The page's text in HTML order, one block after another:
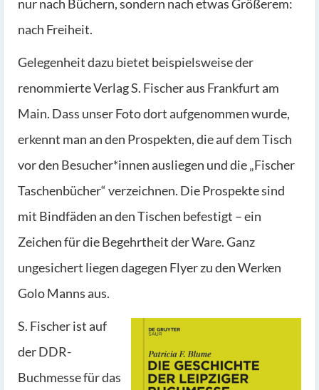
nur nach Büchern, sondern nach etwas Größerem:
nach Freiheit.
Gelegenheit dazu bietet beispielsweise der
renommierte Verlag S. Fischer aus Frankfurt am
Main. Dass unser Foto dort aufgenommen wurde,
erkennt man an den Prospekten, die auf dem Tisch
vor den Besucher*innen ausliegen und die „Fischer
Taschenbücher“ verzeichnen. Die Prospekte sind
mit Bindfäden an den Tischen befestigt – ein
Zeichen für die Begehrtheit der Ware. Ganz
ungesichert liegen dagegen Flyer zu den Werken
Golo Manns aus.
S. Fischer ist auf
der DDR-
Buchmesse für das